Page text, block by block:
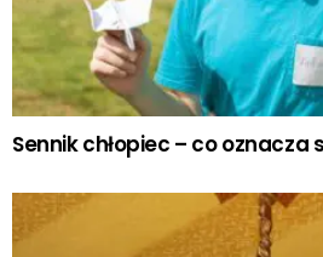
Sennik chłopiec – co oznacza